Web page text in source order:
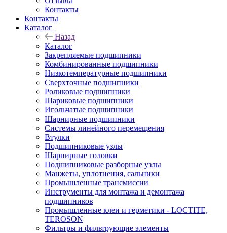
Контакты
Контакты
Каталог
Назад
Каталог
Закрепляемые подшипники
Комбинированные подшипники
Низкотемпературные подшипники
Сверхточные подшипники
Роликовые подшипники
Шариковые подшипники
Игольчатые подшипники
Шарнирные подшипники
Системы линейного перемещения
Втулки
Подшипниковые узлы
Шарнирные головки
Подшипниковые разборные узлы
Манжеты, уплотнения, сальники
Промышленные трансмиссии
Инструменты для монтажа и демонтажа
подшипников
Промышленные клеи и герметики - LOCTITE,
TEROSON
Фильтры и фильтрующие элементы